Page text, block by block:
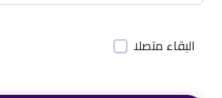
البقاء متصلا